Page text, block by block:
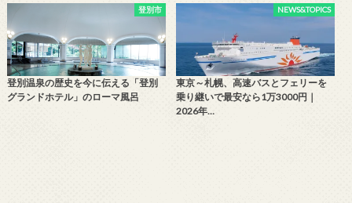
登別市
登別温泉の歴史を今に伝える「登別
グランドホテル」のローマ風呂
NEWS&TOPICS
東京～札幌、高速バスとフェリーを
乗り継いで最安なら1万3000円｜
2026年…